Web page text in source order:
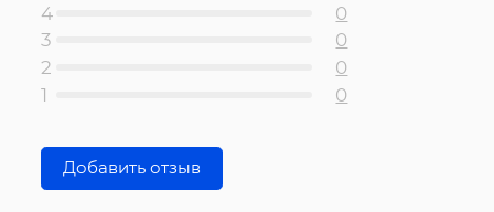
4
0
3
0
2
0
1
0
Добавить отзыв